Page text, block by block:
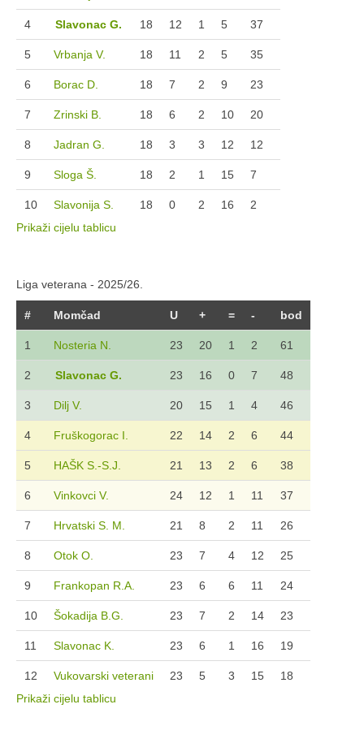
4 Slavonac G. 18 12 1 5 37
5 Vrbanja V. 18 11 2 5 35
6 Borac D. 18 7 2 9 23
7 Zrinski B. 18 6 2 10 20
8 Jadran G. 18 3 3 12 12
9 Sloga Š. 18 2 1 15 7
10 Slavonija S. 18 0 2 16
2
Prikaži cijelu tablicu
Liga veterana - 2025/26.
# Momčad U + = - bod
1 Nosteria N. 23 20 1 2 61
2 Slavonac G. 23 16 0 7 48
3 Dilj V. 20 15 1 4 46
4 Fruškogorac I. 22 14 2 6 44
5 HAŠK S.-S.J. 21 13 2 6 38
6 Vinkovci V. 24 12 1 11 37
7 Hrvatski S. M. 21 8 2 11 26
8 Otok O. 23 7 4 12 25
9 Frankopan R.A. 23 6 6 11 24
10 Šokadija B.G. 23 7 2 14 23
11 Slavonac K. 23 6 1 16 19
12 Vukovarski veterani 23 5 3 15
18
Prikaži cijelu tablicu